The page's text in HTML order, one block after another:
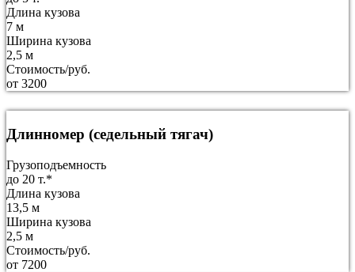
Длина кузова
7 м
Ширина кузова
2,5 м
Стоимость/руб.
от 3200
Длинномер (седельный тягач)
Грузоподъемность
до 20 т.*
Длина кузова
13,5 м
Ширина кузова
2,5 м
Стоимость/руб.
от 7200